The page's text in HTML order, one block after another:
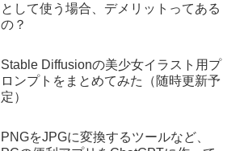
として使う場合、デメリットってある
の？
Stable Diffusionの美少女イラスト用プ
ロンプトをまとめてみた（随時更新予
定）
PNGをJPGに変換するツールなど、